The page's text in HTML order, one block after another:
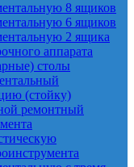
8 ящиков
6 ящиков
2 ящика
аппарата
столы
(стойку)
ремонтный